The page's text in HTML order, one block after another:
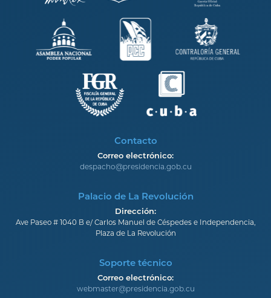
Contacto
Correo electrónico:
despacho@presidencia.gob.cu
Palacio de La Revolución
Dirección:
Ave Paseo # 1040 B e/ Carlos Manuel de Céspedes e Independencia,
Plaza de La Revolución
Soporte técnico
Correo electrónico:
webmaster@presidencia.gob.cu